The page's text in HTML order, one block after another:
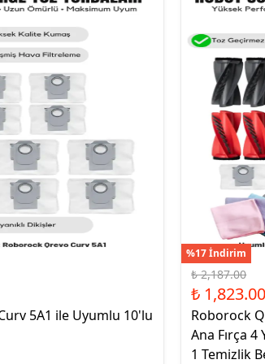
5A1 ile Uyumlu 10'lu
%17 İndirim
₺ 2,187.00
₺ 1,823.00
Roborock
Ana Fırça 4
1 Temizlik